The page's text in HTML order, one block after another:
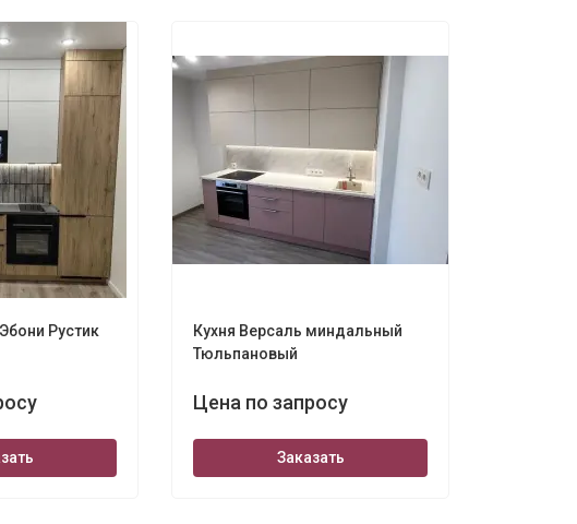
Рустик
Кухня Версаль миндальный
Тюльпановый
Цена по запросу
Заказать